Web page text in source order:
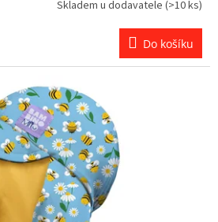
Skladem u dodavatele (>10 ks)
Do košíku